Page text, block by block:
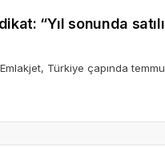
yüzde 50
Türkiye çapında